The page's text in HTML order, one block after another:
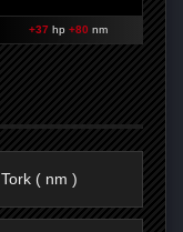
+37 hp +80 nm
Tork ( nm )